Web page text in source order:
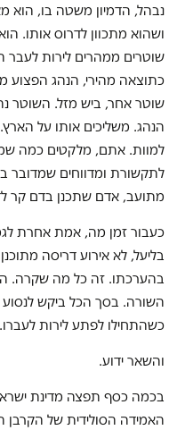
נבהל, הדמיון משטה בו, הוא
ושהוא מתכוון לדרוס אותו.
שוטרים ממהרים לירות לעבר
כתוצאה מהירי, הנהג הפצוע
שוטר אחר, ביש מזל. השוטר
הנהג. משליכים אותו על
למוות. אתם, מלקטים כמה
לתקשורת ומדווחים שמדובר
מתועב, אדם שתכנן בדם קר
כעבור זמן מה, אמת אחרת
בליעל, לא אירוע דריסה
בהערכתו. זה כל מה שקרה.
השורה. בסך הכל ביקש לנסוע
כשהתחילו לפתע לירות לעברו.
והשאר ידוע.
בכמה כסף תפצה מדינת
האמידה הסולידית של הקרבן